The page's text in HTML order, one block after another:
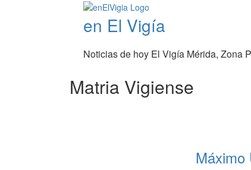
en El Vigía
Noticias de hoy El Vigía Mérida, Zona
Matria Vigiense
Máximo